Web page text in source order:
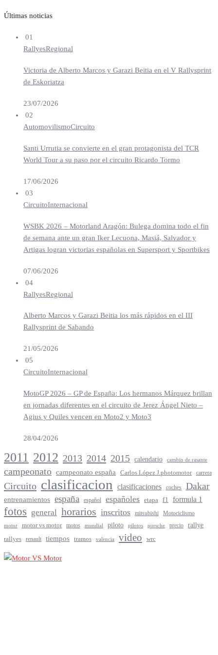
Últimas noticias
01
RallyesRegional
Victoria de Alberto Marcos y Garazi Beitia en el V Rallysprint
de Eskoriatza
23/07/2026
02
AutomovilismoCircuito
Santi Urrutia se convierte en el gran protagonista del TCR
World Tour a su paso por el circuito Ricardo Tormo
17/06/2026
03
CircuitoInternacional
WSBK 2026 – Motorland Aragón: Bulega domina todo el fin
de semana ante un gran Iker Lecuona, Masiá, Salvador y
Artigas logran victorias españolas en Supersport y Sportbikes
07/06/2026
04
RallyesRegional
Alberto Marcos y Garazi Beitia los más rápidos en el III
Rallysprint de Sabando
21/05/2026
05
CircuitoInternacional
MotoGP 2026 – GP de España: Los hermanos Márquez brillan
en jornadas diferentes en el circuito de Jerez Ángel Nieto –
Agius y Quiles vencen en Moto2 y Moto3
28/04/2026
2011 2012 2013 2014 2015 calendario cambio de rasante
campeonato campeonato españa Carlos López J.photomotor carrera
Circuito clasificacion clasificaciones coches Dakar
entrenamientos españa español españoles etapa f1 formula 1
fotos general horarios inscritos mitsubishi Motociclismo
motor motor vs motor motos mundial piloto pilotos porsche precio rallye
rallyes renault tiempos tramos valencia video wrc